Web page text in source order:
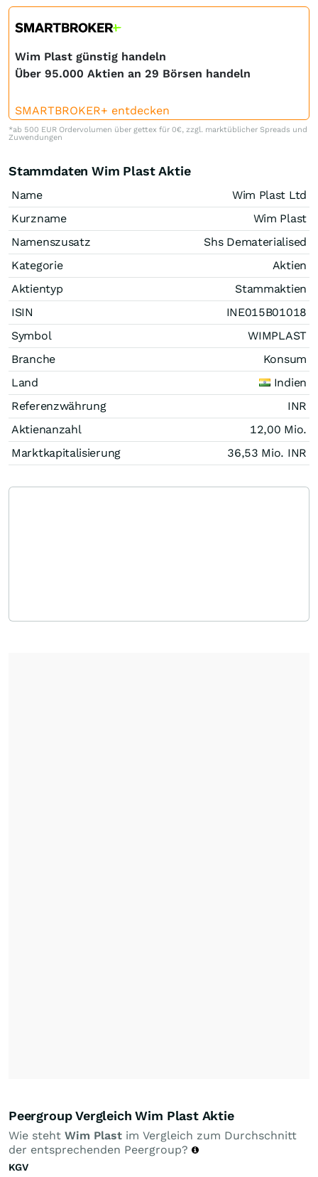
Wim Plast günstig handeln
Über 95.000 Aktien an 29 Börsen handeln
SMARTBROKER+ entdecken
*ab 500 EUR Ordervolumen über gettex für 0€, zzgl. marktüblicher Spreads und
Zuwendungen
Stammdaten Wim Plast Aktie
Name
Wim Plast Ltd
Kurzname
Wim Plast
Namenszusatz
Shs Dematerialised
Kategorie
Aktien
Aktientyp
Stammaktien
ISIN
INE015B01018
Symbol
WIMPLAST
Branche
Konsum
Land
Indien
Referenzwährung
INR
Aktienanzahl
12,00 Mio.
Marktkapitalisierung
36,53 Mio. INR
Peergroup Vergleich Wim Plast Aktie
Wie steht Wim Plast im Vergleich zum Durchschnitt
der entsprechenden Peergroup?
KGV